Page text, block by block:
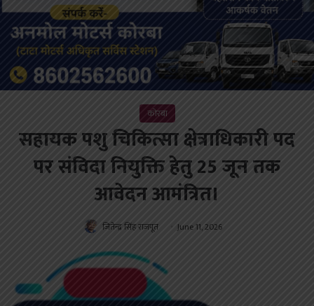
कोरबा
सहायक पशु चिकित्सा क्षेत्राधिकारी पद
पर संविदा नियुक्ति हेतु 25 जून तक
आवेदन आमंत्रित।
जितेन्द्र सिंह राजपूत June 11, 2026